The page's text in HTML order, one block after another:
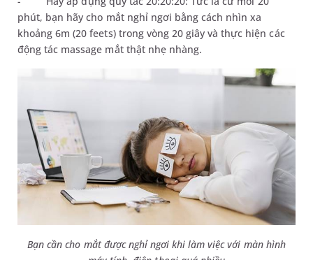
phút, bạn hãy cho mắt nghỉ ngơi bằng cách nhìn xa
khoảng 6m (20 feets) trong vòng 20 giây và thực hiện các
động tác massage mắt thật nhẹ nhàng.
Bạn cần cho mắt được nghỉ ngơi khi làm việc với màn hình